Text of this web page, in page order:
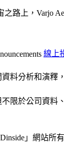
路上，Varjo
線上
料分析和演
限於公司資
」網站